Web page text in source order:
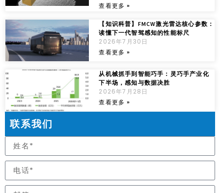
查看更多 »
【知识科普】FMCW激光雷达核心参数：
读懂下一代智驾感知的性能标尺
2026年7月30日
查看更多 »
从机械抓手到智能巧手：灵巧手产业化
下半场，感知与数据决胜
2026年7月28日
查看更多 »
联系我们